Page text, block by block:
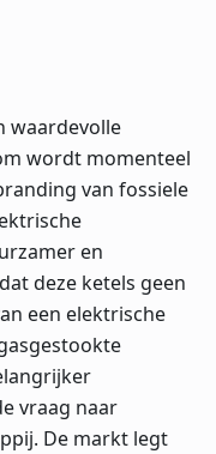
waardevolle
wordt momenteel
van fossiele
en
deze ketels geen
een elektrische
vraag naar
De markt legt